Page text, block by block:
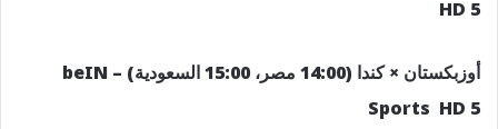
HD 5
أوزبكستان × كندا (14:00 مصر، 15:00 السعودية) – beIN
Sports HD 5